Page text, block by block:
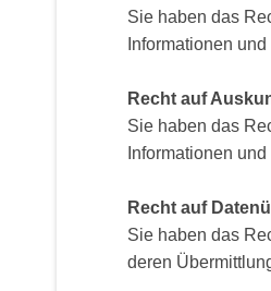
Sie haben das
Informationen
Recht auf
Sie haben das
Informationen
Recht auf
Sie haben das
deren